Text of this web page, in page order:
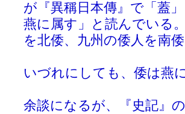
が『異稱日本傳』で「蓋
燕に属す」と読んでいる
を北倭、九州の倭人を南
いづれにしても、倭は燕
余談になるが、『史記』